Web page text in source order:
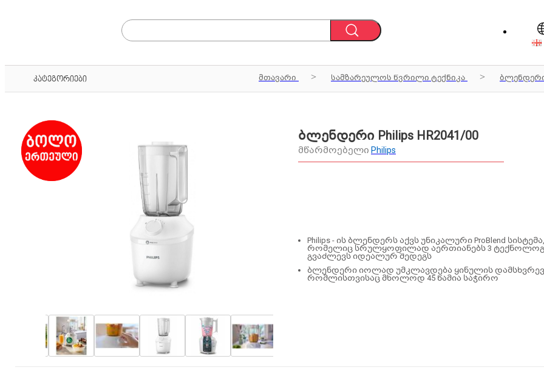
კატეგორიები მთავარი სამზარეულოს წვრილი ტექნიკა
ბლენდერი Philips HR2041/00
მწარმოებელი Philips
Philips - ის ბლენდერს აქვს უნიკალური ProBlend სისტემა,
რომელიც სრულყოფილად აერთიანებს 3
გვაძლევს იდეალურ შედეგს
ბლენდერი იოლად უმკლავდება ყინულის
რომლისთვისაც მხოლოდ 45 წამია საჭირო